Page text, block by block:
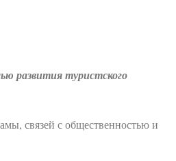
развития туристского
связей с общественностью и